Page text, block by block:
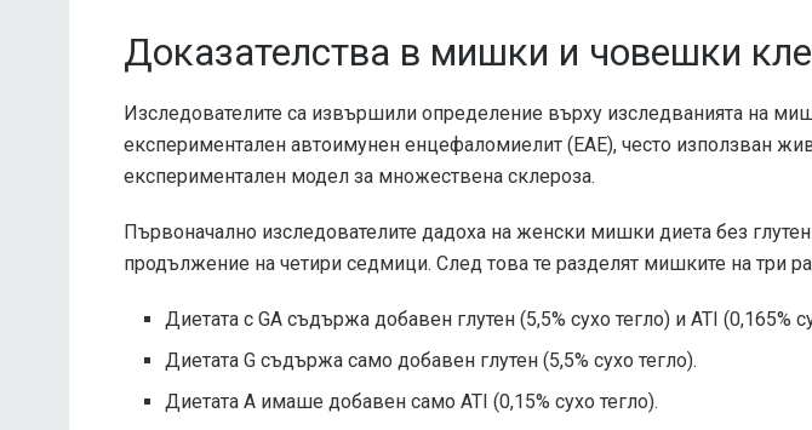
Доказателства в мишки и човешки
Изследователите са извършили определение върху изследванията на
експериментален автоимунен енцефаломиелит (EAE), често използван
експериментален модел за множествена склероза.
Първоначално изследователите дадоха на женски мишки диета без глутен
продължение на четири седмици. След това те разделят мишките на три
Диетата с GA съдържа добавен глутен (5,5% сухо тегло) и ATI (0,165%
Диетата G съдържа само добавен глутен (5,5% сухо тегло).
Диетата А имаше добавен само ATI (0,15% сухо тегло).